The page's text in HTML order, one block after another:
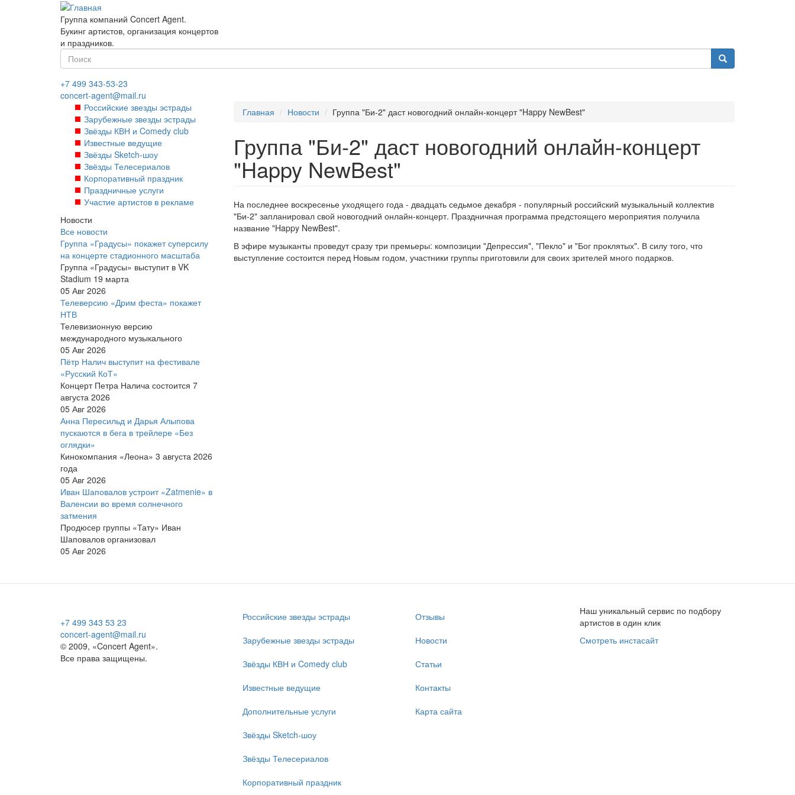
Группа компаний Concert Agent.
Букинг артистов, организация концертов
и праздников.
Форма
поиска
+7 499 343-53-23
concert-agent@mail.ru
Российские звезды эстрады
Зарубежные звезды эстрады
Звёзды КВН и Comedy club
Известные ведущие
Звёзды Sketch-шоу
Звёзды Телесериалов
Корпоративный праздник
Праздничные услуги
Участие артистов в рекламе
Новости
Все новости
Группа «Градусы» покажет суперсилу
на концерте стадионного масштаба
Группа «Градусы» выступит в VK
Stadium 19 марта
05 Авг 2026
Телеверсию «Дрим феста» покажет
НТВ
Телевизионную версию
международного музыкального
05 Авг 2026
Пётр Налич выступит на фестивале
«Русский КоТ»
Концерт Петра Налича состоится 7
августа 2026
05 Авг 2026
Анна Пересильд и Дарья Алыпова
пускаются в бега в трейлере «Без
оглядки»
Кинокомпания «Леона» 3 августа 2026
года
05 Авг 2026
Иван Шаповалов устроит «Zatmenie» в
Валенсии во время солнечного
затмения
Продюсер группы «Тату» Иван
Шаповалов организовал
05 Авг 2026
Главная Новости Группа "Би-2" даст новогодний онлайн-концерт "Happy NewBest"
Группа "Би-2" даст новогодний онлайн-концерт
"Happy NewBest"
На последнее воскресенье уходящего года - двадцать седьмое декабря - популярный российский музыкальный коллектив
"Би-2" запланировал свой новогодний онлайн-концерт. Праздничная программа предстоящего мероприятия получила
название "Happy NewBest".
В эфире музыканты проведут сразу три премьеры: композиции "Депрессия", "Пекло" и "Бог проклятых". В силу того, что
выступление состоится перед Новым годом, участники группы приготовили для своих зрителей много подарков.
+7 499 343 53 23
concert-agent@mail.ru
© 2009, «Concert Agent».
Все права защищены.
Российские звезды эстрады
Зарубежные звезды эстрады
Звёзды КВН и Comedy club
Известные ведущие
Дополнительные услуги
Звёзды Sketch-шоу
Звёзды Телесериалов
Корпоративный праздник
Отзывы
Новости
Статьи
Контакты
Карта сайта
Наш уникальный сервис по подбору
артистов в один клик
Смотреть инстасайт